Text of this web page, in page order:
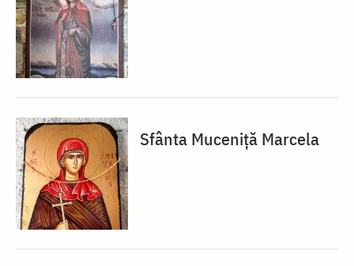
Sfânta Muceniță Marcela